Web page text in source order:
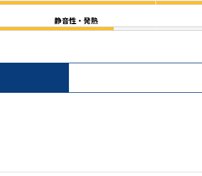
静音性・発熱